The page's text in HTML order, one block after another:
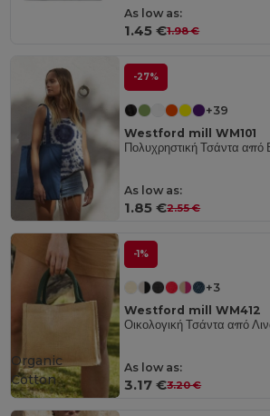
As low as:
1.45 €1.98 €
-27%
+39
Westford mill WM101
As low as:
1.85 €2.55 €
-1%
+3
Westford mill WM412
As low as:
3.17 €3.20 €
Organic
Cotton